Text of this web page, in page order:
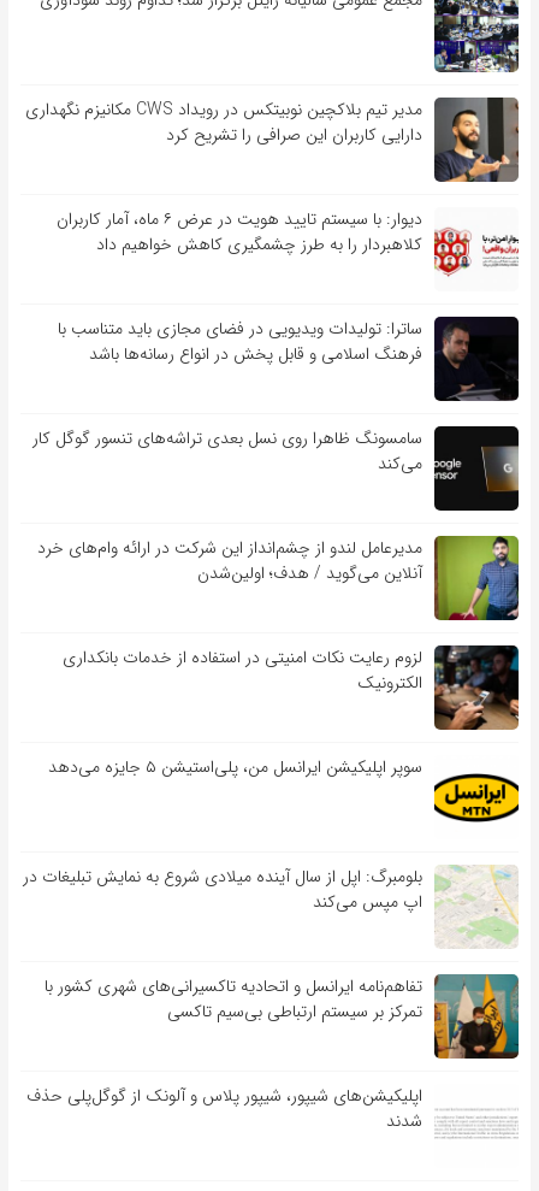
مدیر تیم بلاکچین نوبیتکس در رویداد CWS مکانیزم نگهداری
دارایی کاربران این صرافی را تشریح کرد
دیوار: با سیستم تایید هویت در عرض ۶ ماه، آمار کاربران
کلاهبردار را به طرز چشمگیری کاهش خواهیم داد
ساترا: تولیدات ویدیویی در فضای مجازی باید متناسب با
فرهنگ اسلامی و قابل پخش در انواع رسانه‌ها باشد
سامسونگ ظاهرا روی نسل بعدی تراشه‌های تنسور گوگل کار
می‌کند
مدیرعامل لندو از چشم‌انداز این شرکت در ارائه وام‌های خرد
آنلاین می‌گوید / هدف؛ اولین‌شدن
لزوم رعایت نکات امنیتی در استفاده از خدمات بانکداری
الکترونیک
سوپر اپلیکیشن ایرانسل من، پلی‌استیشن ۵ جایزه می‌دهد
بلومبرگ: اپل از سال آینده میلادی شروع به نمایش تبلیغات در
اپ مپس می‌کند
تفاهم‌نامه‌ ایرانسل و اتحادیه تاکسیرانی‌های شهری کشور با
تمرکز بر سیستم ارتباطی بی‌سیم تاکسی
اپلیکیشن‌های شیپور، شیپور پلاس و آلونک از گوگل‌پلی حذف
شدند